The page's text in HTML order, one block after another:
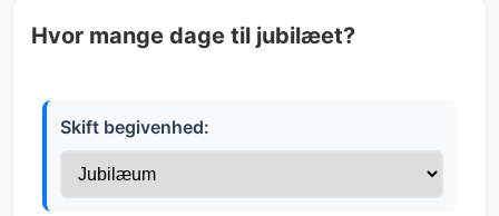
Hvor mange dage til jubilæet?
Skift begivenhed: